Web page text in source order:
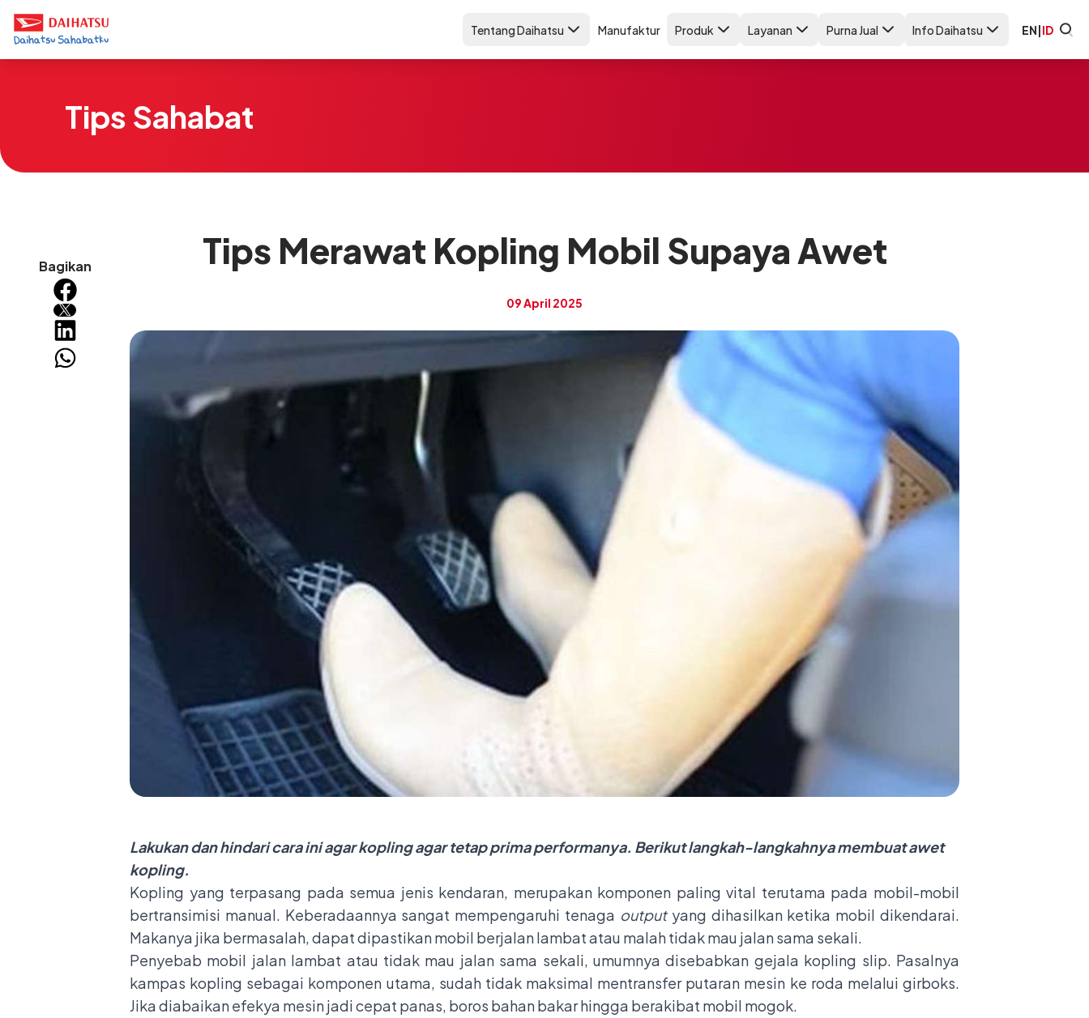
Tentang Daihatsu Manufaktur Produk Layanan Purna Jual Info Daihatsu EN|ID
Tips Sahabat
Bagikan Tips Merawat Kopling Mobil Supaya Awet
09 April 2025
Lakukan dan hindari cara ini agar kopling agar tetap prima performanya. Berikut langkah-langkahnya membuat awet
kopling.
Kopling yang terpasang pada semua jenis kendaran, merupakan komponen paling vital terutama pada mobil-mobil
bertransimisi manual. Keberadaannya sangat mempengaruhi tenaga outputyang dihasilkan ketika mobil dikendarai.
Makanya jika bermasalah, dapat dipastikan mobil berjalan lambat atau malah tidak mau jalan sama sekali.
Penyebab mobil jalan lambat atau tidak mau jalan sama sekali, umumnya disebabkan gejala kopling slip. Pasalnya
kampas kopling sebagai komponen utama, sudah tidak maksimal mentransfer putaran mesin ke roda melalui girboks.
Jika diabaikan efekya mesin jadi cepat panas, boros bahan bakar hingga berakibat mobil mogok.